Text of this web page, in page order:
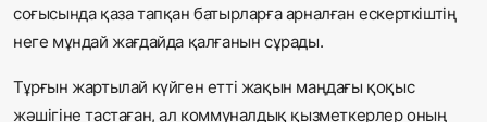
соғысында қаза тапқан батырларға арналған ескерткіштің
неге мұндай жағдайда қалғанын сұрады.
Тұрғын жартылай күйген етті жақын маңдағы қоқыс
жәшігіне тастаған, ал коммуналдық қызметкерлер оның